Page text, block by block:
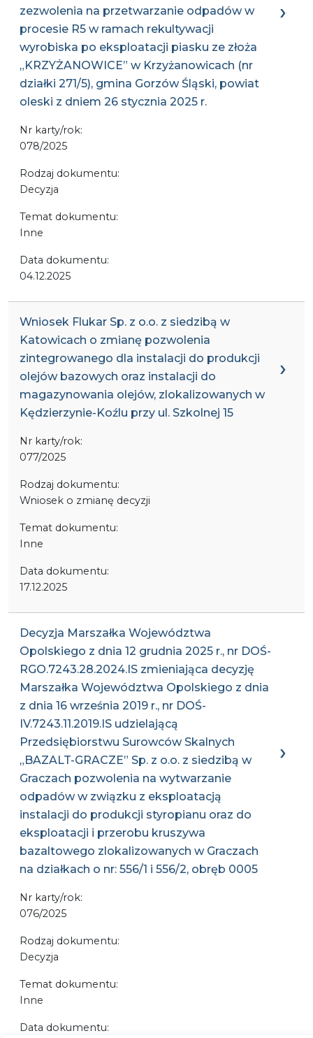
zezwolenia na przetwarzanie odpadów w
procesie R5 w ramach rekultywacji
wyrobiska po eksploatacji piasku ze złoża
„KRZYŻANOWICE” w Krzyżanowicach (nr
działki 271/5), gmina Gorzów Śląski, powiat
oleski z dniem 26 stycznia 2025 r.
Nr karty/rok:
078/2025
Rodzaj dokumentu:
Decyzja
Temat dokumentu:
Inne
Data dokumentu:
04.12.2025
Wniosek Flukar Sp. z o.o. z siedzibą w
Katowicach o zmianę pozwolenia
zintegrowanego dla instalacji do produkcji
olejów bazowych oraz instalacji do
magazynowania olejów, zlokalizowanych w
Kędzierzynie-Koźlu przy ul. Szkolnej 15
Nr karty/rok:
077/2025
Rodzaj dokumentu:
Wniosek o zmianę decyzji
Temat dokumentu:
Inne
Data dokumentu:
17.12.2025
Decyzja Marszałka Województwa
Opolskiego z dnia 12 grudnia 2025 r., nr DOŚ-
RGO.7243.28.2024.IS zmieniająca decyzję
Marszałka Województwa Opolskiego z dnia
z dnia 16 września 2019 r., nr DOŚ-
IV.7243.11.2019.IS udzielającą
Przedsiębiorstwu Surowców Skalnych
„BAZALT-GRACZE” Sp. z o.o. z siedzibą w
Graczach pozwolenia na wytwarzanie
odpadów w związku z eksploatacją
instalacji do produkcji styropianu oraz do
eksploatacji i przerobu kruszywa
bazaltowego zlokalizowanych w Graczach
na działkach o nr: 556/1 i 556/2, obręb 0005
Nr karty/rok:
076/2025
Rodzaj dokumentu:
Decyzja
Temat dokumentu:
Inne
Data dokumentu: